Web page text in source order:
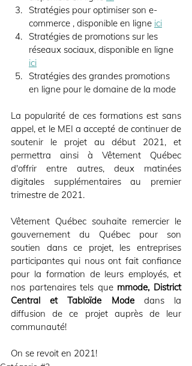
Stratégies pour optimiser son e-
commerce , disponible en ligne ici
Stratégies de promotions sur les
réseaux sociaux, disponible en ligne
ici
Stratégies des grandes promotions
en ligne pour le domaine de la mode
La popularité de ces formations est sans
appel, et le MEI a accepté de continuer de
soutenir le projet au début 2021, et
permettra ainsi à Vêtement Québec
d'offrir entre autres, deux matinées
digitales supplémentaires au premier
trimestre de 2021.
Vêtement Québec souhaite remercier le
gouvernement du Québec pour son
soutien dans ce projet, les entreprises
participantes qui nous ont fait confiance
pour la formation de leurs employés, et
nos partenaires tels que mmode, District
Central et Tabloïde Mode dans la
diffusion de ce projet auprès de leur
communauté!
On se revoit en 2021!